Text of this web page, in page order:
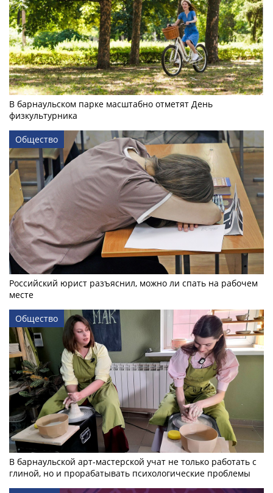
В барнаульском парке масштабно отметят День
физкультурника
Общество
Российский юрист разъяснил, можно ли спать на рабочем
месте
Общество
В барнаульской арт-мастерской учат не только работать с
глиной, но и прорабатывать психологические проблемы